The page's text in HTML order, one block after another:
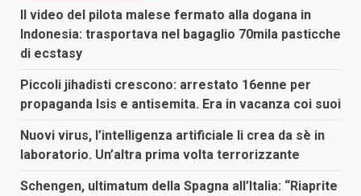
Il video del pilota malese fermato alla dogana in
Indonesia: trasportava nel bagaglio 70mila pasticche
di ecstasy
Piccoli jihadisti crescono: arrestato 16enne per
propaganda Isis e antisemita. Era in vacanza coi suoi
Nuovi virus, l’intelligenza artificiale li crea da sè in
laboratorio. Un’altra prima volta terrorizzante
Schengen, ultimatum della Spagna all’Italia: “Riaprite